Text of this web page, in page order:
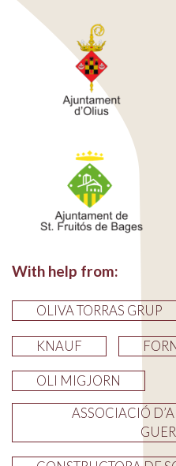
With help from:
OLIVA TORRAS GRUP
KNAUF
OLI MIGJORN
ASSOCIACIÓ